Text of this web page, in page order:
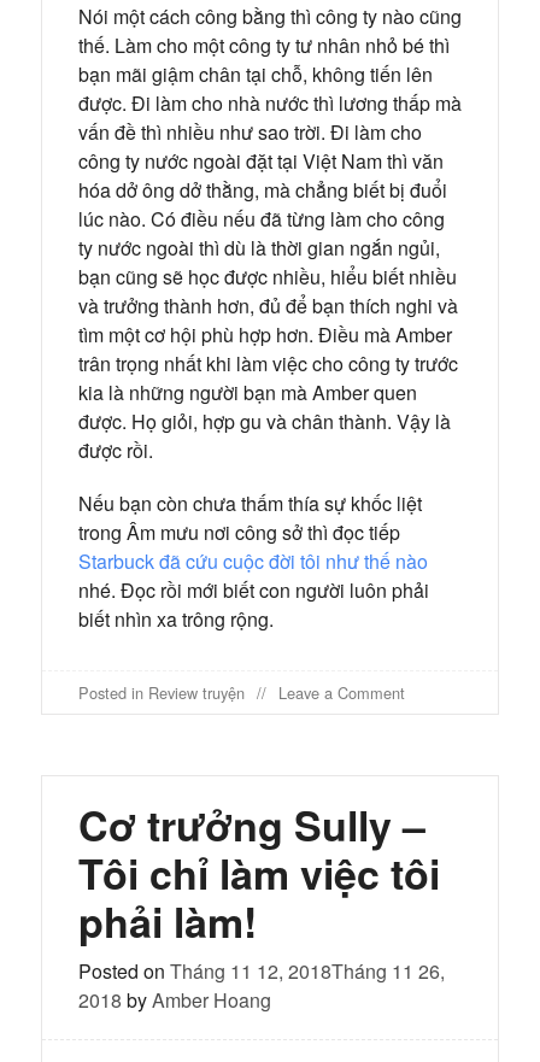
Nói một cách công bằng thì công ty nào cũng
thế. Làm cho một công ty tư nhân nhỏ bé thì
bạn mãi giậm chân tại chỗ, không tiến lên
được. Đi làm cho nhà nước thì lương thấp mà
vấn đề thì nhiều như sao trời. Đi làm cho
công ty nước ngoài đặt tại Việt Nam thì văn
hóa dở ông dở thằng, mà chẳng biết bị đuổi
lúc nào. Có điều nếu đã từng làm cho công
ty nước ngoài thì dù là thời gian ngắn ngủi,
bạn cũng sẽ học được nhiều, hiểu biết nhiều
và trưởng thành hơn, đủ để bạn thích nghi và
tìm một cơ hội phù hợp hơn. Điều mà Amber
trân trọng nhất khi làm việc cho công ty trước
kia là những người bạn mà Amber quen
được. Họ giỏi, hợp gu và chân thành. Vậy là
được rồi.
Nếu bạn còn chưa thấm thía sự khốc liệt
trong Âm mưu nơi công sở thì đọc tiếp
Starbuck đã cứu cuộc đời tôi như thế nào
nhé. Đọc rồi mới biết con người luôn phải
biết nhìn xa trông rộng.
Posted in Review truyện Leave a Commenton
Âm
công
–
chuyện
hư
hiện
khốc
Cơ trưởng Sully –
Tôi chỉ làm việc tôi
phải làm!
Posted on Tháng 11 12, 2018Tháng 11 26,
2018 byAmber Hoang